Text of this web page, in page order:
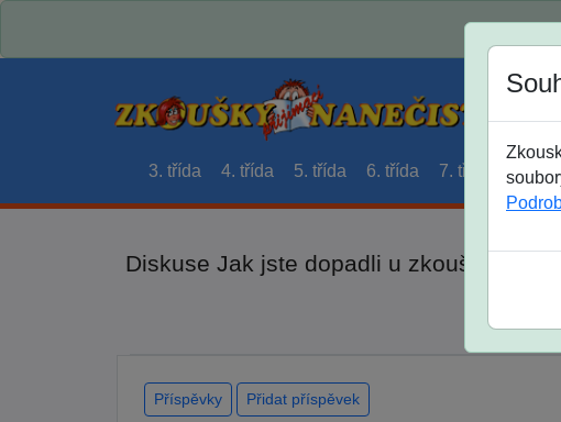
3. třída 4. třída 5. třída 6. třída 7. třída 8. třída
Diskuse Jak jste dopadli u zkoušek na
Příspěvky Přidat příspěvek